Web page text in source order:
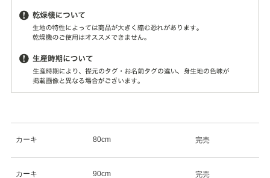
カーキ 80cm 完売
カーキ 90cm 完売